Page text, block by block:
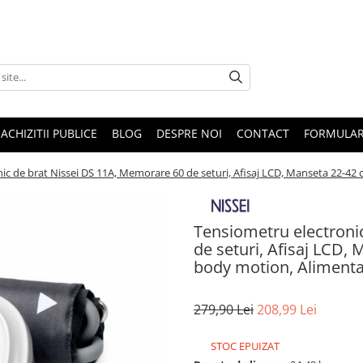
ACHIZITII PUBLICE BLOG DESPRE NOI CONTACT
de brat Nissei DS 11A, Memorare 60 de seturi, Afisaj LCD, Manseta 22-
Tensiometru
de seturi, Afisaj LCD,
body motion,
279,90 Lei208,99 Lei
STOC EPUIZAT